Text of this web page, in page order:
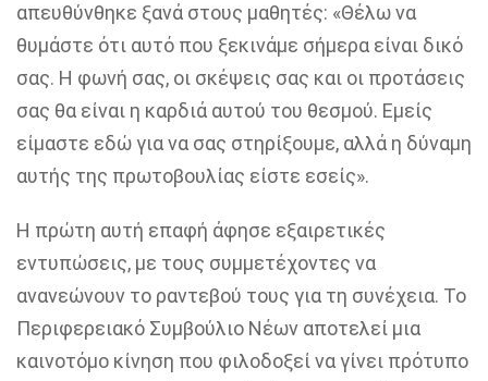
απευθύνθηκε ξανά στους μαθητές: «Θέλω να
θυμάστε ότι αυτό που ξεκινάμε σήμερα είναι δικό
σας. Η φωνή σας, οι σκέψεις σας και οι προτάσεις
σας θα είναι η καρδιά αυτού του θεσμού. Εμείς
είμαστε εδώ για να σας στηρίξουμε, αλλά η δύναμη
αυτής της πρωτοβουλίας είστε εσείς».
Η πρώτη αυτή επαφή άφησε εξαιρετικές
εντυπώσεις, με τους συμμετέχοντες να
ανανεώνουν το ραντεβού τους για τη συνέχεια. Το
Περιφερειακό Συμβούλιο Νέων αποτελεί μια
καινοτόμο κίνηση που φιλοδοξεί να γίνει πρότυπο